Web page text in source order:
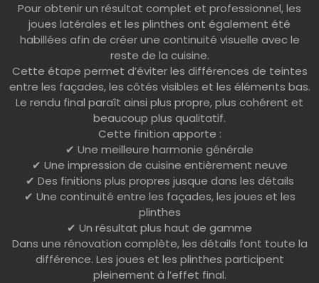
Pour obtenir un résultat complet et professionnel, les
joues latérales et les plinthes ont également été
habillées afin de créer une continuité visuelle avec le
reste de la cuisine.
Cette étape permet d’éviter les différences de teintes
entre les façades, les côtés visibles et les éléments bas.
Le rendu final paraît ainsi plus propre, plus cohérent et
beaucoup plus qualitatif.
Cette finition apporte :
✔ Une meilleure harmonie générale
✔ Une impression de cuisine entièrement neuve
✔ Des finitions plus propres jusque dans les détails
✔ Une continuité entre les façades, les joues et les
plinthes
✔ Un résultat plus haut de gamme
Dans une rénovation complète, les détails font toute la
différence. Les joues et les plinthes participent
pleinement à l’effet final.